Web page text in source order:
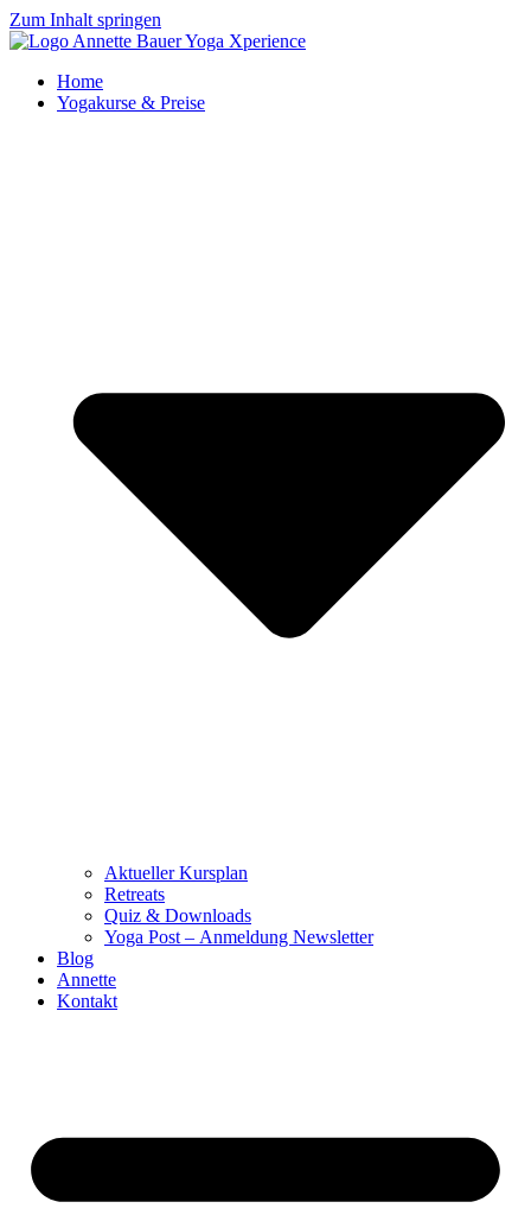
Zum Inhalt springen
Home
Yogakurse & Preise
Aktueller Kursplan
Retreats
Quiz & Downloads
Yoga Post – Anmeldung Newsletter
Blog
Annette
Kontakt